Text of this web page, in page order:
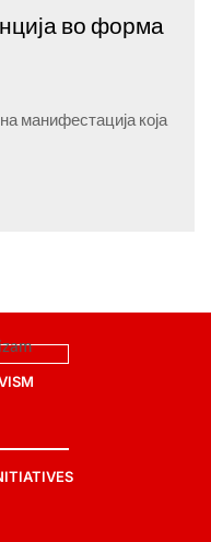
во форма
манифестација која